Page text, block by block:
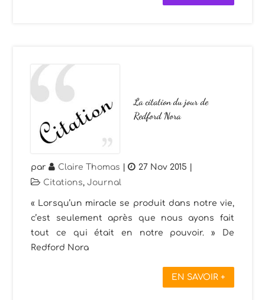
La citation du jour de
Redford Nora
par Claire Thomas | 27 Nov 2015 |
Citations,Journal
« Lorsqu’un miracle se produit dans notre vie,
c’est seulement après que nous ayons fait
tout ce qui était en notre pouvoir. » De
Redford Nora
EN SAVOIR +